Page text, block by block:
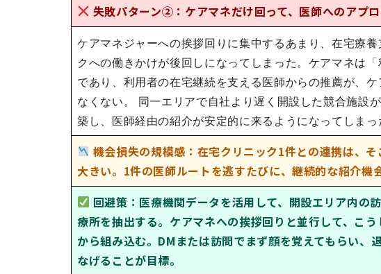
失敗パターン②：ケアマネだけ回って、医師へのアプ
ケアマネジャーへの挨拶回りに集中するあまり、在宅療
クへの働きかけが後回しになってしまった。ケアマネは
であり、利用者の在宅継続を支える医師からの推薦が、
なくない。 同一エリアで自社より遅く開設した競合施設
築し、医師経由の紹介が安定的に来るようになってしまっ
機会損失の規模感：在宅クリニック1件との連携は、
大きい。1件の医師ルートを逃すたびに、継続的な紹介機
回避策：医療機関データを活用して、開設エリア内の
療所を抽出する。ケアマネへの挨拶回りと並行して、こ
から組み込む。DMまたは訪問でまず顔を覚えてもらい、
なげることが目標。